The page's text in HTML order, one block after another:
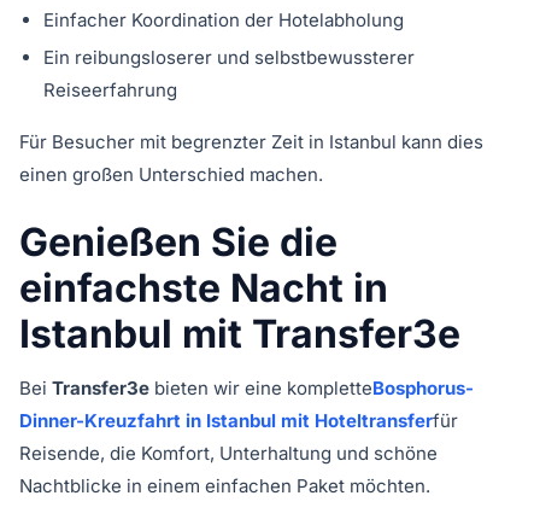
Einfacher Koordination der Hotelabholung
Ein reibungsloserer und selbstbewussterer
Reiseerfahrung
Für Besucher mit begrenzter Zeit in Istanbul kann dies
einen großen Unterschied machen.
Genießen Sie die
einfachste Nacht in
Istanbul mit Transfer3e
Bei Transfer3e bieten wir eine kompletteBosphorus-
Dinner-Kreuzfahrt in Istanbul mit Hoteltransferfür
Reisende, die Komfort, Unterhaltung und schöne
Nachtblicke in einem einfachen Paket möchten.